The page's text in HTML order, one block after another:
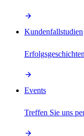
Kundenfallstudien
Events
Treffen Sie uns